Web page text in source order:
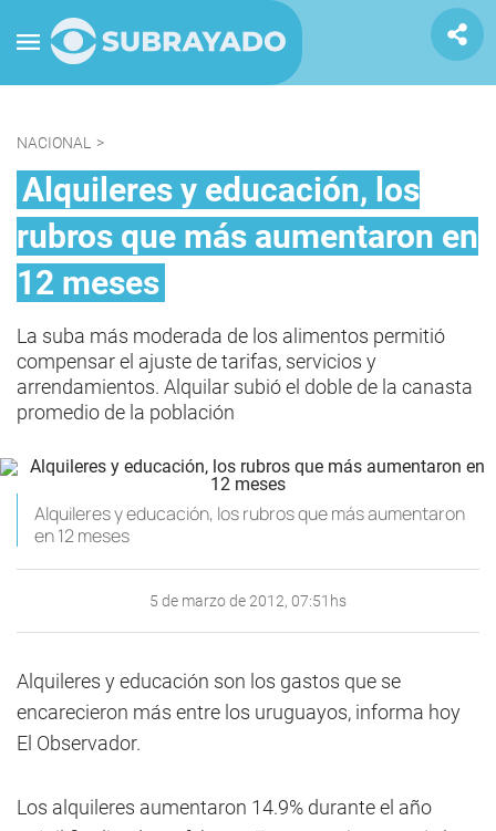
NACIONAL >
Alquileres y educación, los
rubros que más aumentaron en
12 meses
La suba más moderada de los alimentos permitió
compensar el ajuste de tarifas, servicios y
arrendamientos. Alquilar subió el doble de la canasta
promedio de la población
Alquileres y educación, los rubros que más aumentaron
en 12 meses
5 de marzo de 2012, 07:51hs
Alquileres y educación son los gastos que se
encarecieron más entre los uruguayos, informa hoy
El Observador.
Los alquileres aumentaron 14.9% durante el año